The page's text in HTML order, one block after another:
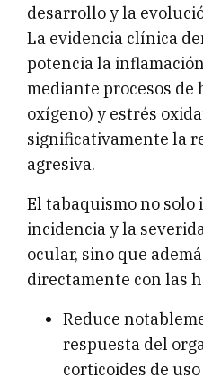
desarrollo y la
La evidencia clínica
potencia la
mediante procesos de
oxígeno) y estrés
significativamente la
agresiva.
El tabaquismo no solo
incidencia y la
ocular, sino que
directamente con las
Reduce
respuesta del
corticoides de